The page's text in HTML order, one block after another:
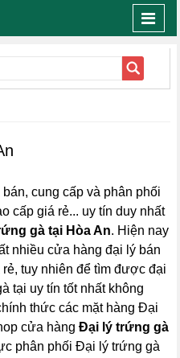
cung cấp và phân phối
cấp giá rẻ... uy tín duy nhất
gà tại Hòa An. Hiện nay
nhiều cửa hàng đại lý bán
tuy nhiên để tìm được đại
tại uy tín tốt nhất không
thức các mặt hàng Đại
cửa hàngĐại lý trứng gà
phân phối Đại lý trứng gà